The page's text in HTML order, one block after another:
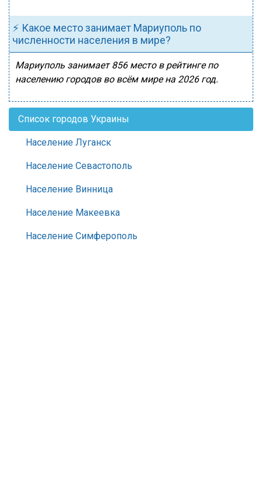
⚡ Какое место занимает Мариуполь по
численности населения в мире?
Мариуполь занимает 856 место в рейтинге по
населению городов во всём мире на 2026 год.
Список городов Украины
Население Луганск
Население Севастополь
Население Винница
Население Макеевка
Население Симферополь